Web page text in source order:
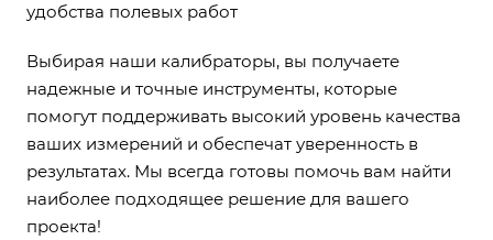
удобства полевых работ
Выбирая наши калибраторы, вы получаете
надежные и точные инструменты, которые
помогут поддерживать высокий уровень качества
ваших измерений и обеспечат уверенность в
результатах. Мы всегда готовы помочь вам найти
наиболее подходящее решение для вашего
проекта!